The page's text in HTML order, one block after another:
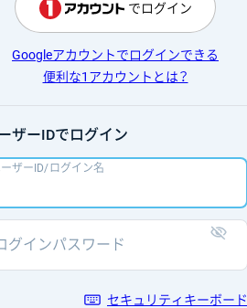
でログイン
Googleアカウントでログインできる
便利な1アカウントとは？
ザーIDでログイン
ザーID/ログイン名
グインパスワード
セキュリティキーボード